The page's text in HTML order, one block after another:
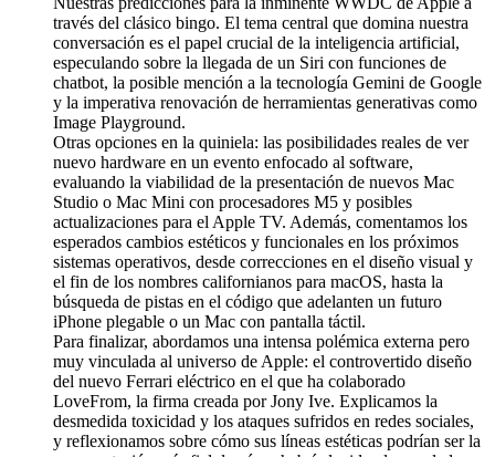
través del clásico bingo. El tema central que domina nuestra
conversación es el papel crucial de la inteligencia artificial,
especulando sobre la llegada de un Siri con funciones de
chatbot, la posible mención a la tecnología Gemini de Google
y la imperativa renovación de herramientas generativas como
Image Playground.
Otras opciones en la quiniela: las posibilidades reales de ver
nuevo hardware en un evento enfocado al software,
evaluando la viabilidad de la presentación de nuevos Mac
Studio o Mac Mini con procesadores M5 y posibles
actualizaciones para el Apple TV. Además, comentamos los
esperados cambios estéticos y funcionales en los próximos
sistemas operativos, desde correcciones en el diseño visual y
el fin de los nombres californianos para macOS, hasta la
búsqueda de pistas en el código que adelanten un futuro
iPhone plegable o un Mac con pantalla táctil.
Para finalizar, abordamos una intensa polémica externa pero
muy vinculada al universo de Apple: el controvertido diseño
del nuevo Ferrari eléctrico en el que ha colaborado
LoveFrom, la firma creada por Jony Ive. Explicamos la
desmedida toxicidad y los ataques sufridos en redes sociales,
y reflexionamos sobre cómo sus líneas estéticas podrían ser la